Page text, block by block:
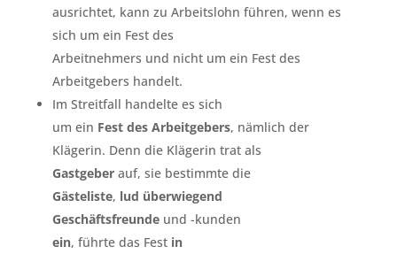
ausrichtet, kann zu Arbeitslohn führen, wenn es
sich um ein Fest des
Arbeitnehmers und nicht um ein Fest des
Arbeitgebers handelt.
Im Streitfall handelte es sich
um ein Fest des Arbeitgebers, nämlich der
Klägerin. Denn die Klägerin trat als
Gastgeberauf, sie bestimmte die
Gästeliste, lud überwiegend
Geschäftsfreundeund -kunden
ein, führte das Fest in